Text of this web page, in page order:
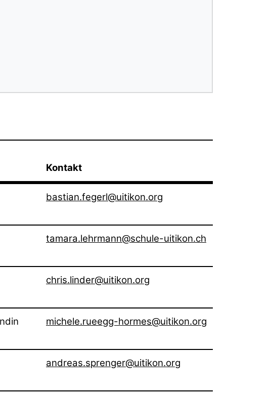
Kontakt
bastian.fegerl@uitikon.org
tamara.lehrmann@schule-uitikon.ch
chris.linder@uitikon.org
michele.rueegg-hormes@uitikon.org
andreas.sprenger@uitikon.org